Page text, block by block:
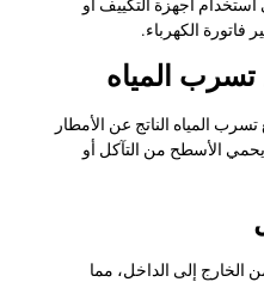
أجهزة التكييف أو
فاتورة الكهرباء.
المياه الناتج عن الأمطار
الأسطح من التآكل أو
الخارج إلى الداخل، مما